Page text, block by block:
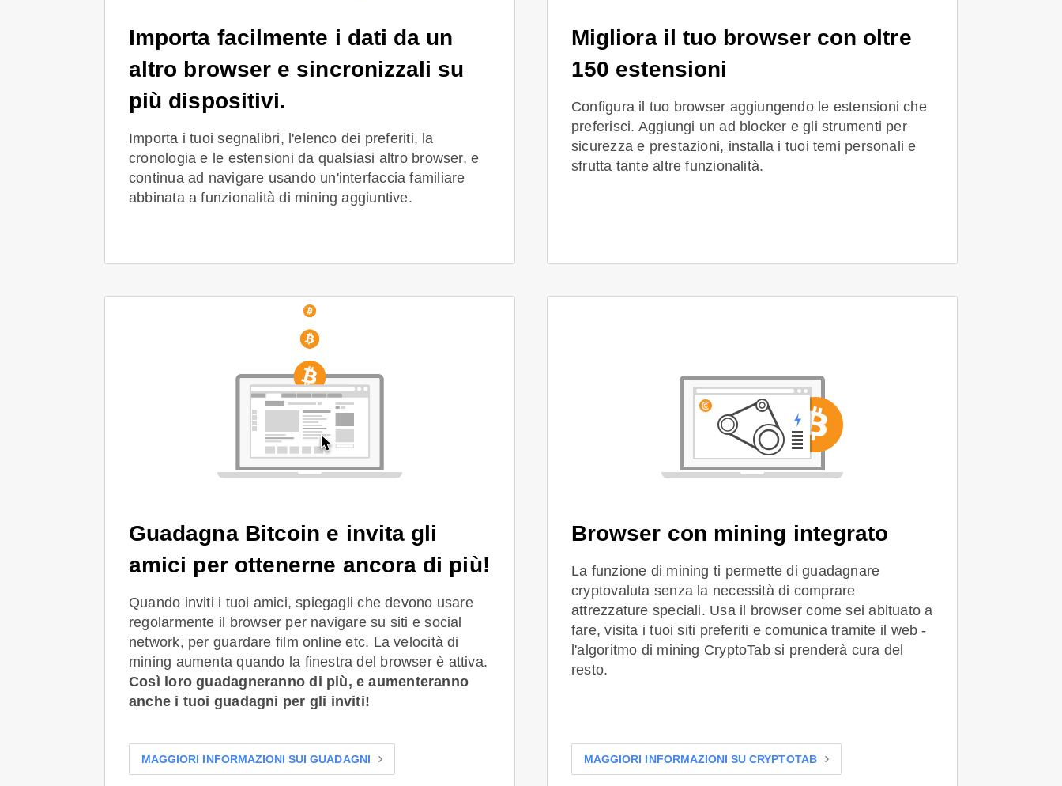
Importa facilmente i dati da un
altro browser e sincronizzali su
più dispositivi.
Importa i tuoi segnalibri, l'elenco dei preferiti, la
cronologia e le estensioni da qualsiasi altro browser, e
continua ad navigare usando un'interfaccia familiare
abbinata a funzionalità di mining aggiuntive.
Migliora il tuo browser con oltre
150 estensioni
Configura il tuo browser aggiungendo le estensioni che
preferisci. Aggiungi un ad blocker e gli strumenti per
sicurezza e prestazioni, installa i tuoi temi personali e
sfrutta tante altre funzionalità.
Guadagna Bitcoin e invita gli
amici per ottenerne ancora di più!
Quando inviti i tuoi amici, spiegagli che devono usare
regolarmente il browser per navigare su siti e social
network, per guardare film online etc. La velocità di
mining aumenta quando la finestra del browser è attiva.
Così loro guadagneranno di più, e aumenteranno
anche i tuoi guadagni per gli inviti!
MAGGIORI INFORMAZIONI SUI GUADAGNI
Browser con mining integrato
La funzione di mining ti permette di guadagnare
cryptovaluta senza la necessità di comprare
attrezzature speciali. Usa il browser come sei abituato a
fare, visita i tuoi siti preferiti e comunica tramite il web -
l'algoritmo di mining CryptoTab si prenderà cura del
resto.
MAGGIORI INFORMAZIONI SU CRYPTOTAB